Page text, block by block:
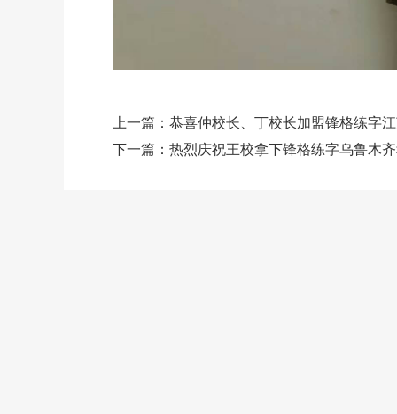
上一篇： 恭喜仲校长、丁校长加盟锋格练字
下一篇： 热烈庆祝王校拿下锋格练字乌鲁木